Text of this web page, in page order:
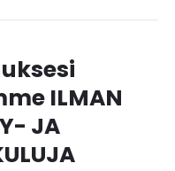
ILMAN
JA